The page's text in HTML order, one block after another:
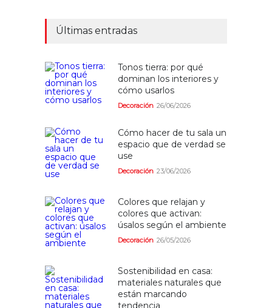
Últimas entradas
Tonos tierra: por qué
dominan los interiores y
cómo usarlos
Decoración 26/06/2026
Cómo hacer de tu sala un
espacio que de verdad se
use
Decoración 23/06/2026
Colores que relajan y
colores que activan:
úsalos según el ambiente
Decoración 26/05/2026
Sostenibilidad en casa:
materiales naturales que
están marcando
tendencia